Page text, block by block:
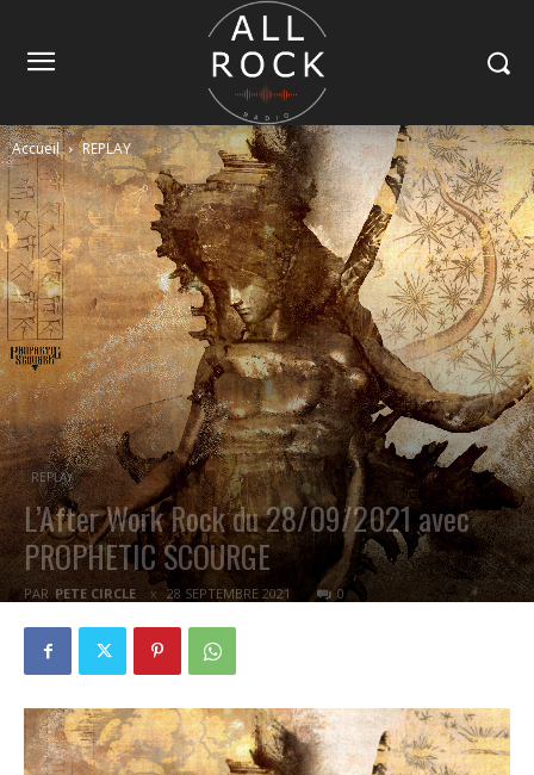
Accueil REPLAY
REPLAY
L’After Work Rock du 28/09/2021 avec
PROPHETIC SCOURGE
PAR PETE CIRCLE 28 SEPTEMBRE 2021 0